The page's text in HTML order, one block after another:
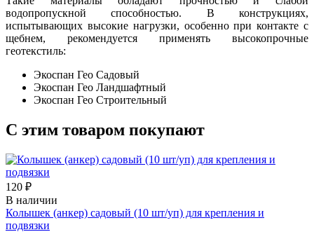
водопропускной способностью. В конструкциях,
испытывающих высокие нагрузки, особенно при контакте с
щебнем, рекомендуется применять высокопрочные
геотекстиль:
Экоспан Гео Садовый
Экоспан Гео Ландшафтный
Экоспан Гео Строительный
С этим товаром покупают
120 ₽
В наличии
Колышек (анкер) садовый (10 шт/уп) для крепления и
подвязки